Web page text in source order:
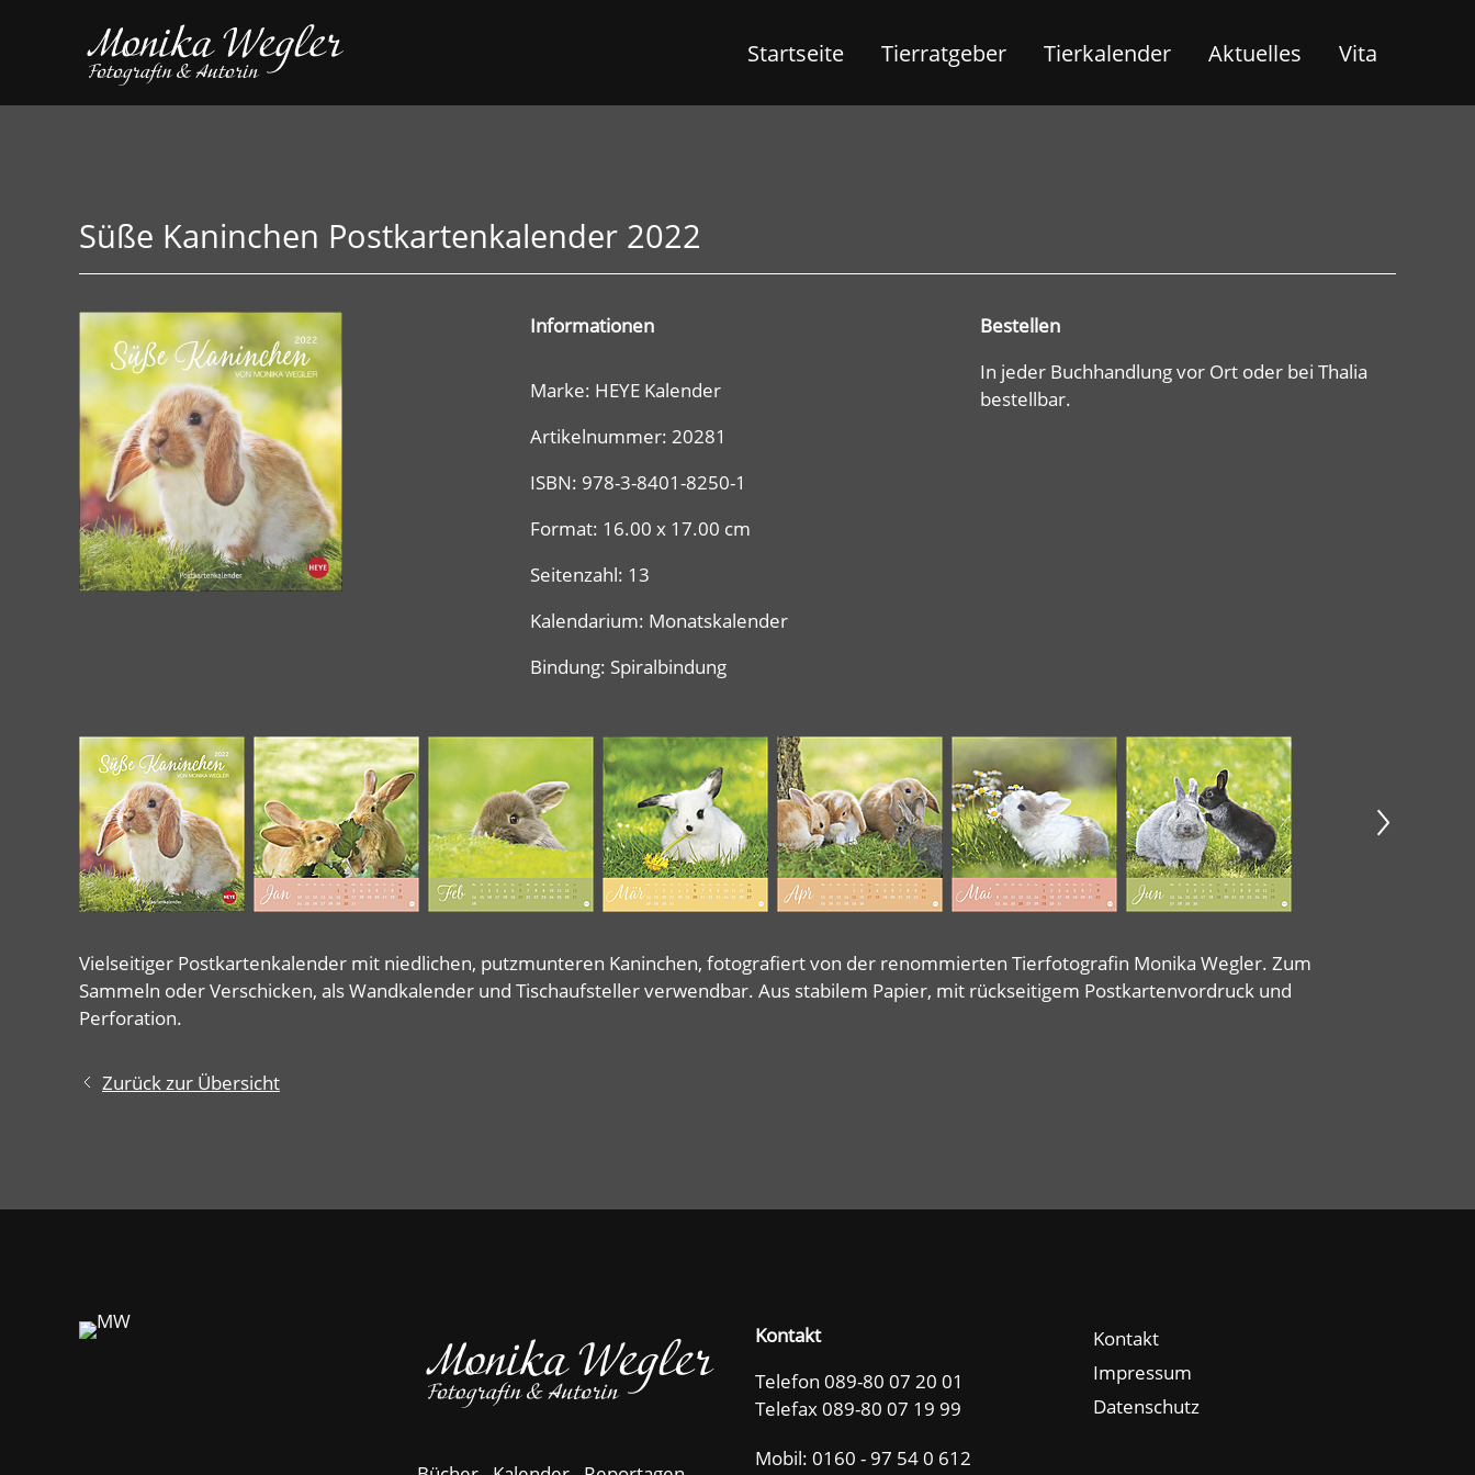
Startseite Tierratgeber Tierkalender Aktuelles Vita
Süße Kaninchen Postkartenkalender 2022
Informationen
Marke: HEYE Kalender
Artikelnummer: 20281
ISBN: 978-3-8401-8250-1
Format: 16.00 x 17.00 cm
Seitenzahl: 13
Kalendarium: Monatskalender
Bindung: Spiralbindung
Bestellen
In jeder Buchhandlung vor Ort oder bei Thalia
bestellbar.
Vielseitiger Postkartenkalender mit niedlichen, putzmunteren Kaninchen, fotografiert von der renommierten Tierfotografin Monika Wegler. Zum
Sammeln oder Verschicken, als Wandkalender und Tischaufsteller verwendbar. Aus stabilem Papier, mit rückseitigem Postkartenvordruck und
Perforation.
Zurück zur Übersicht
Kontakt
Telefon 089-80 07 20 01
Telefax 089-80 07 19 99
Mobil: 0160 - 97 54 0 612
Kontakt
Impressum
Datenschutz